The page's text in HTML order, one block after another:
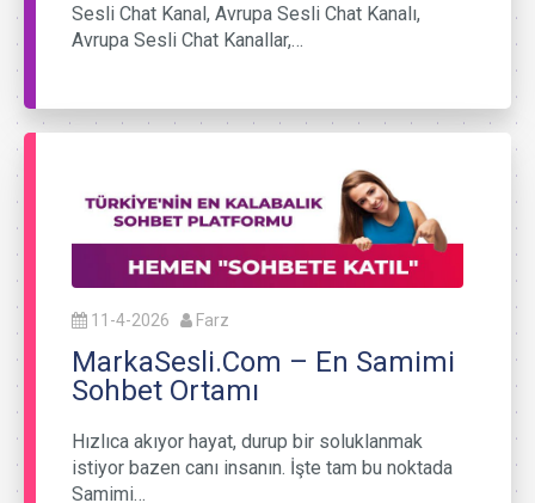
Sesli Chat Kanal, Avrupa Sesli Chat Kanalı,
Avrupa Sesli Chat Kanallar,…
11-4-2026 Farz
MarkaSesli.Com – En Samimi
Sohbet Ortamı
Hızlıca akıyor hayat, durup bir soluklanmak
istiyor bazen canı insanın. İşte tam bu noktada
Samimi…